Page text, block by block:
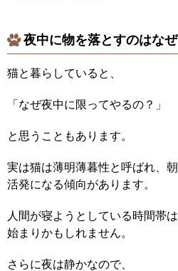
夜中に物を落とすのはなぜ
猫と暮らしていると、
「なぜ夜中に限ってやるの？」
と思うこともあります。
実は猫は薄明薄暮性と呼ばれ、
活発になる傾向があります。
人間が寝ようとしている時間帯
始まりかもしれません。
さらに夜は静かなので、